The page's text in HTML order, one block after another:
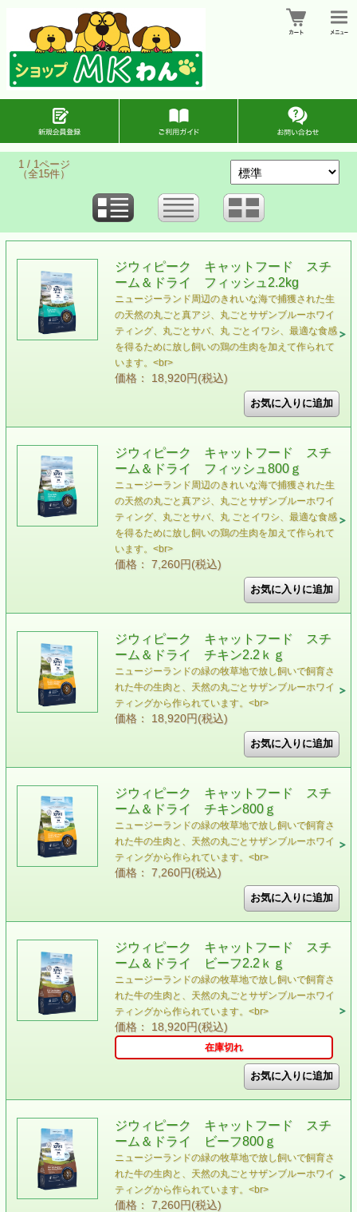
1 / 1ページ
（全15件）
ジウィピーク キャットフード スチ
ーム＆ドライ フィッシュ2.2kg
ニュージーランド周辺のきれいな海で捕獲された⽣
の天然の丸ごと真アジ、丸ごとサザンブルーホワイ
ティング、丸ごとサバ、丸 ごとイワシ、最適な⾷感
を得るために放し飼いの鶏の⽣⾁を加えて作られて
います。<br>
価格： 18,920円(税込)
ジウィピーク キャットフード スチ
ーム＆ドライ フィッシュ800ｇ
ニュージーランド周辺のきれいな海で捕獲された⽣
の天然の丸ごと真アジ、丸ごとサザンブルーホワイ
ティング、丸ごとサバ、丸 ごとイワシ、最適な⾷感
を得るために放し飼いの鶏の⽣⾁を加えて作られて
います。<br>
価格： 7,260円(税込)
ジウィピーク キャットフード スチ
ーム＆ドライ チキン2.2ｋｇ
ニュージーランドの緑の牧草地で放し飼いで飼育さ
れた⽜の⽣⾁と、天然の丸ごとサザンブルーホワイ
ティングから作られています。<br>
価格： 18,920円(税込)
ジウィピーク キャットフード スチ
ーム＆ドライ チキン800ｇ
ニュージーランドの緑の牧草地で放し飼いで飼育さ
れた⽜の⽣⾁と、天然の丸ごとサザンブルーホワイ
ティングから作られています。<br>
価格： 7,260円(税込)
ジウィピーク キャットフード スチ
ーム＆ドライ ビーフ2.2ｋｇ
ニュージーランドの緑の牧草地で放し飼いで飼育さ
れた⽜の⽣⾁と、天然の丸ごとサザンブルーホワイ
ティングから作られています。<br>
価格： 18,920円(税込)
在庫切れ
ジウィピーク キャットフード スチ
ーム＆ドライ ビーフ800ｇ
ニュージーランドの緑の牧草地で放し飼いで飼育さ
れた⽜の⽣⾁と、天然の丸ごとサザンブルーホワイ
ティングから作られています。<br>
価格： 7,260円(税込)